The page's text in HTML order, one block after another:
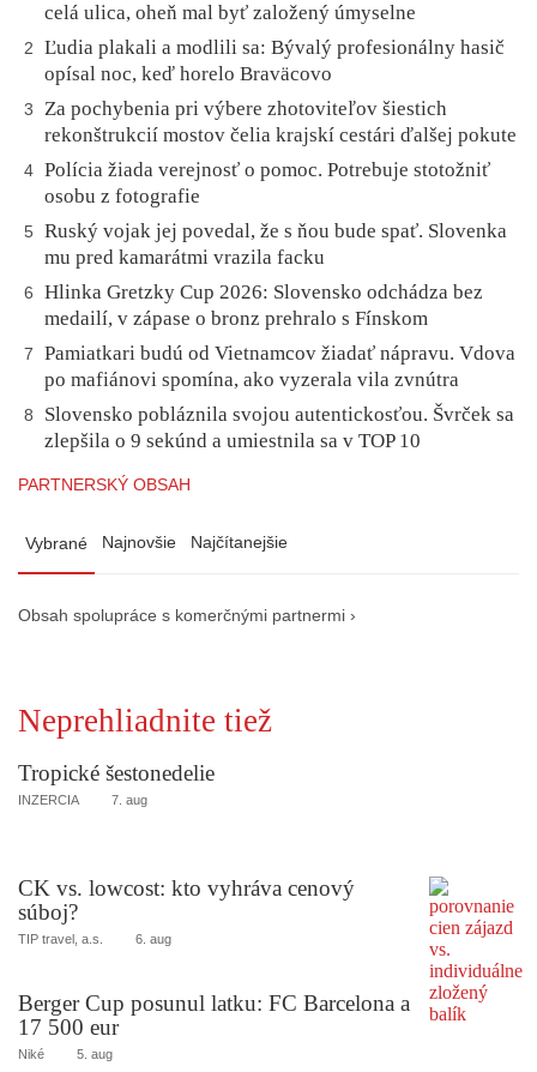
celá ulica, oheň mal byť založený úmyselne
2
Ľudia plakali a modlili sa: Bývalý profesionálny hasič
opísal noc, keď horelo Braväcovo
3
Za pochybenia pri výbere zhotoviteľov šiestich
rekonštrukcií mostov čelia krajskí cestári ďalšej pokute
4 Polícia žiada verejnosť o pomoc. Potrebuje stotožniť
osobu z fotografie
5
Ruský vojak jej povedal, že s ňou bude spať. Slovenka
mu pred kamarátmi vrazila facku
6
Hlinka Gretzky Cup 2026: Slovensko odchádza bez
medailí, v zápase o bronz prehralo s Fínskom
7
Pamiatkari budú od Vietnamcov žiadať nápravu. Vdova
po mafiánovi spomína, ako vyzerala vila zvnútra
8
Slovensko pobláznila svojou autentickosťou. Švrček sa
zlepšila o 9 sekúnd a umiestnila sa v TOP 10
PARTNERSKÝ OBSAH
Vybrané Najnovšie Najčítanejšie
Obsah spolupráce s komerčnými partnermi ›
Neprehliadnite tiež
Tropické šestonedelie
INZERCIA 7. aug
CK vs. lowcost: kto vyhráva cenový
súboj?
TIP travel, a.s. 6. aug
Berger Cup posunul latku: FC Barcelona a
17 500 eur
Niké 5. aug